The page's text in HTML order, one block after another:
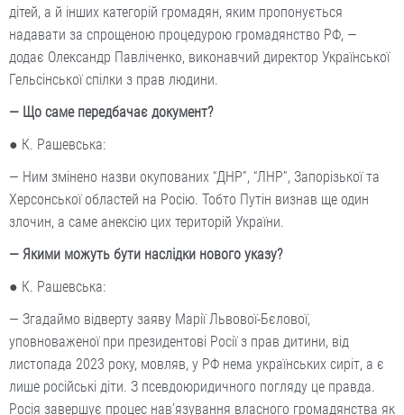
дітей, а й інших категорій громадян, яким пропонується
надавати за спрощеною процедурою громадянство РФ, —
додає Олександр Павліченко, виконавчий директор Української
Гельсінської спілки з прав людини.
— Що саме передбачає документ?
● К. Рашевська:
— Ним змінено назви окупованих “ДНР”, “ЛНР”, Запорізької та
Херсонської областей на Росію. Тобто Путін визнав ще один
злочин, а саме анексію цих територій України.
— Якими можуть бути наслідки нового указу?
● К. Рашевська:
— Згадаймо відверту заяву Марії Львової-Бєлової,
уповноваженої при президентові Росії з прав дитини, від
листопада 2023 року, мовляв, у РФ нема українських сиріт, а є
лише російські діти. З псевдоюридичного погляду це правда.
Росія завершує процес нав’язування власного громадянства як